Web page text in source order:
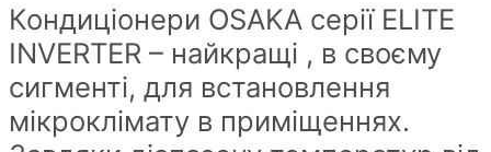
20
кв
метрів
quantity
Кондиціонери OSAKA серії ELITE
INVERTER – найкращі , в своєму
сигменті, для встановлення
мікроклімату в приміщеннях.